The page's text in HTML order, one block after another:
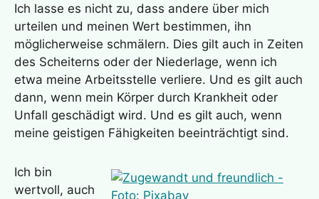
Ich lasse es nicht zu, dass andere über mich
urteilen und meinen Wert bestimmen, ihn
möglicherweise schmälern. Dies gilt auch in Zeiten
des Scheiterns oder der Niederlage, wenn ich
etwa meine Arbeitsstelle verliere. Und es gilt auch
dann, wenn mein Körper durch Krankheit oder
Unfall geschädigt wird. Und es gilt auch, wenn
meine geistigen Fähigkeiten beeinträchtigt sind.
Ich bin
wertvoll, auch